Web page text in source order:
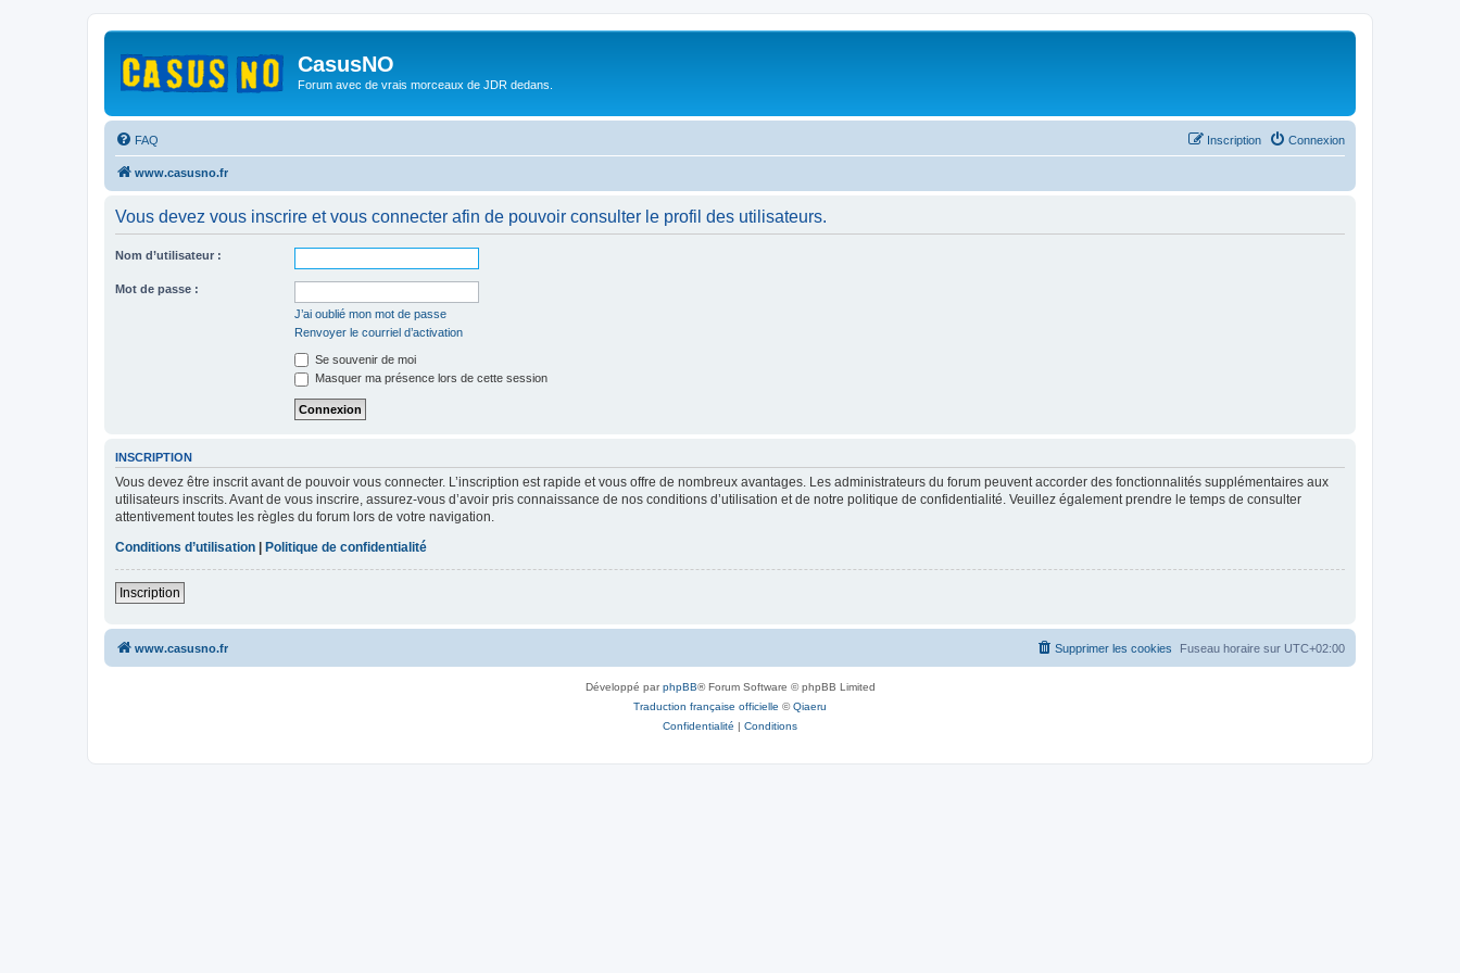
CasusNO
Forum avec de vrais morceaux de JDR dedans.
FAQ Connexion
Inscription
www.casusno.fr
Vous devez vous inscrire et vous connecter afin de pouvoir consulter le profil des utilisateurs.
Nom d’utilisateur :
Mot de passe :
J’ai oublié mon mot de passe
Renvoyer le courriel d’activation
Se souvenir de moi
Masquer ma présence lors de cette session
INSCRIPTION
Vous devez être inscrit avant de pouvoir vous connecter. L’inscription est rapide et vous offre de nombreux avantages. Les administrateurs du forum peuvent accorder des fonctionnalités supplémentaires aux
utilisateurs inscrits. Avant de vous inscrire, assurez-vous d’avoir pris connaissance de nos conditions d’utilisation et de notre politique de confidentialité. Veuillez également prendre le temps de consulter
attentivement toutes les règles du forum lors de votre navigation.
Conditions d’utilisation
Politique de confidentialité
Inscription
www.casusno.fr Fuseau horaire sur UTC+02:00
Supprimer les cookies
Développé parphpBB® Forum Software © phpBB Limited
Traduction française officielle ©Qiaeru
Confidentialité | Conditions